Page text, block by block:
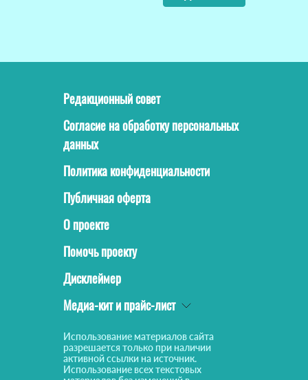
Редакционный совет
Согласие на обработку персональных
данных
Политика конфиденциальности
Публичная оферта
О проекте
Помочь проекту
Дисклеймер
Медиа-кит и прайс-лист
Использование материалов сайта
разрешается только при наличии
активной ссылки на источник.
Использование всех текстовых